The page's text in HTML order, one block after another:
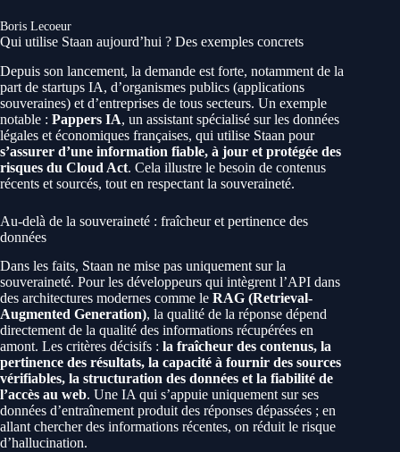
Boris Lecoeur
Qui utilise Staan aujourd’hui ? Des exemples concrets
Depuis son lancement, la demande est forte, notamment de la
part de startups IA, d’organismes publics (applications
souveraines) et d’entreprises de tous secteurs. Un exemple
notable : Pappers IA, un assistant spécialisé sur les données
légales et économiques françaises, qui utilise Staan pour
s’assurer d’une information fiable, à jour et protégée des
risques du Cloud Act. Cela illustre le besoin de contenus
récents et sourcés, tout en respectant la souveraineté.
Au-delà de la souveraineté : fraîcheur et pertinence des
données
Dans les faits, Staan ne mise pas uniquement sur la
souveraineté. Pour les développeurs qui intègrent l’API dans
des architectures modernes comme le RAG (Retrieval-
Augmented Generation), la qualité de la réponse dépend
directement de la qualité des informations récupérées en
amont. Les critères décisifs : la fraîcheur des contenus, la
pertinence des résultats, la capacité à fournir des sources
vérifiables, la structuration des données et la fiabilité de
l’accès au web. Une IA qui s’appuie uniquement sur ses
données d’entraînement produit des réponses dépassées ; en
allant chercher des informations récentes, on réduit le risque
d’hallucination.